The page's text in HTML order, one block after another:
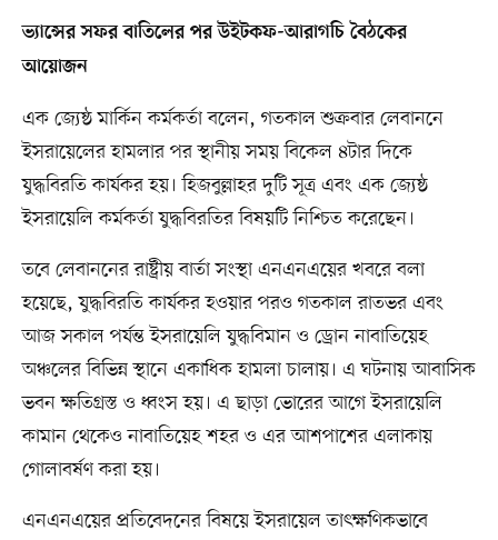
ভ্যান্সের সফর বাতিলের পর উইটকফ-আরাগচি বৈঠকের
আয়োজন
এক জ্যেষ্ঠ মার্কিন কর্মকর্তা বলেন, গতকাল শুক্রবার লেবাননে
ইসরায়েলের হামলার পর স্থানীয় সময় বিকেল ৪টার দিকে
যুদ্ধবিরতি কার্যকর হয়। হিজবুল্লাহর দুটি সূত্র এবং এক জ্যেষ্ঠ
ইসরায়েলি কর্মকর্তা যুদ্ধবিরতির বিষয়টি নিশ্চিত করেছেন।
তবে লেবাননের রাষ্ট্রীয় বার্তা সংস্থা এনএনএয়ের খবরে বলা
হয়েছে, যুদ্ধবিরতি কার্যকর হওয়ার পরও গতকাল রাতভর এবং
আজ সকাল পর্যন্ত ইসরায়েলি যুদ্ধবিমান ও ড্রোন নাবাতিয়েহ
অঞ্চলের বিভিন্ন স্থানে একাধিক হামলা চালায়। এ ঘটনায় আবাসিক
ভবন ক্ষতিগ্রস্ত ও ধ্বংস হয়। এ ছাড়া ভোরের আগে ইসরায়েলি
কামান থেকেও নাবাতিয়েহ শহর ও এর আশপাশের এলাকায়
গোলাবর্ষণ করা হয়।
এনএনএয়ের প্রতিবেদনের বিষয়ে ইসরায়েল তাৎক্ষণিকভাবে